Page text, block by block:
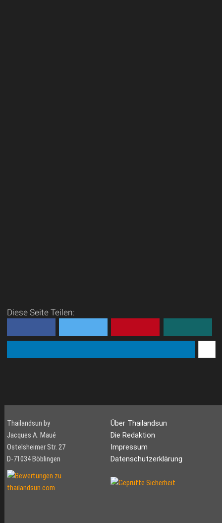
Diese Seite Teilen:
Thailandsun by
Jacques A. Maué
Ostelsheimer Str. 27
D-71034 Böblingen
Über Thailandsun
Die Redaktion
Impressum
Datenschutzerklärung